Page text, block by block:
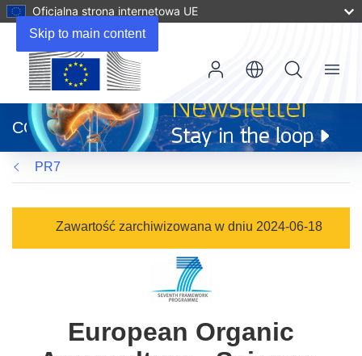
Skip to main content
Oficjalna strona internetowa UE
otworzy
się
w
nowym
oknie)
CORDIS
Menu
PR7
Zawartość zarchiwizowana w dniu 2024-06-18
European Organic